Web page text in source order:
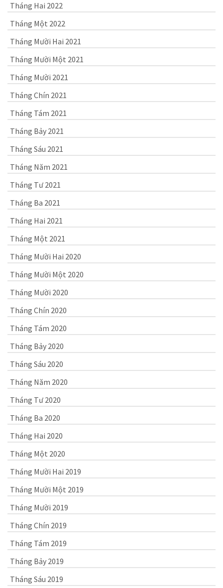
Tháng Hai 2022
Tháng Một 2022
Tháng Mười Hai 2021
Tháng Mười Một 2021
Tháng Mười 2021
Tháng Chín 2021
Tháng Tám 2021
Tháng Bảy 2021
Tháng Sáu 2021
Tháng Năm 2021
Tháng Tư 2021
Tháng Ba 2021
Tháng Hai 2021
Tháng Một 2021
Tháng Mười Hai 2020
Tháng Mười Một 2020
Tháng Mười 2020
Tháng Chín 2020
Tháng Tám 2020
Tháng Bảy 2020
Tháng Sáu 2020
Tháng Năm 2020
Tháng Tư 2020
Tháng Ba 2020
Tháng Hai 2020
Tháng Một 2020
Tháng Mười Hai 2019
Tháng Mười Một 2019
Tháng Mười 2019
Tháng Chín 2019
Tháng Tám 2019
Tháng Bảy 2019
Tháng Sáu 2019